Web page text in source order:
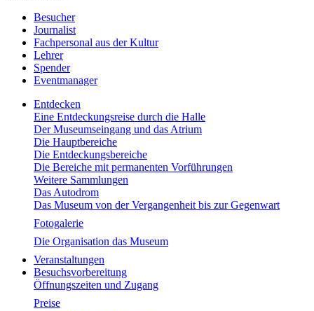
Besucher
Journalist
Fachpersonal aus der Kultur
Lehrer
Spender
Eventmanager
Entdecken
Eine Entdeckungsreise durch die Halle
Der Museumseingang und das Atrium
Die Hauptbereiche
Die Entdeckungsbereiche
Die Bereiche mit permanenten Vorführungen
Weitere Sammlungen
Das Autodrom
Das Museum von der Vergangenheit bis zur Gegenwart
Fotogalerie
Die Organisation das Museum
Veranstaltungen
Besuchsvorbereitung
Öffnungszeiten und Zugang
Preise